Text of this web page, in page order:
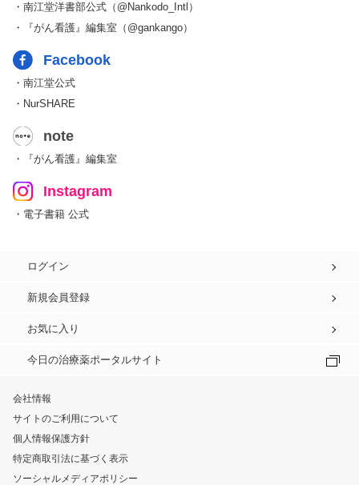
・南江堂洋書部公式（@Nankodo_Intl）
・『がん看護』編集室（@gankango）
Facebook
・南江堂公式
・NurSHARE
note
・『がん看護』編集室
Instagram
・電子書籍 公式
ログイン
新規会員登録
お気に入り
今日の治療薬ポータルサイト
会社情報
サイトのご利用について
個人情報保護方針
特定商取引法に基づく表示
ソーシャルメディアポリシー